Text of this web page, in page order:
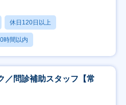
休日120日以上
時間以内
／問診補助スタッフ【常